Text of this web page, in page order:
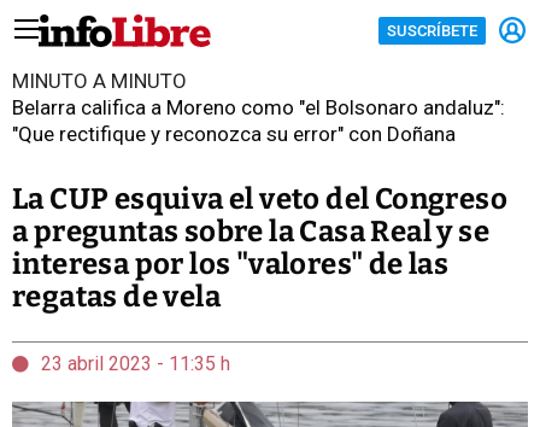
SUSCRÍBETE
MINUTO A MINUTO
Belarra califica a Moreno como "el Bolsonaro andaluz":
"Que rectifique y reconozca su error" con Doñana
La CUP esquiva el veto del Congreso
a preguntas sobre la Casa Real y se
interesa por los "valores" de las
regatas de vela
23 abril 2023 - 11:35 h